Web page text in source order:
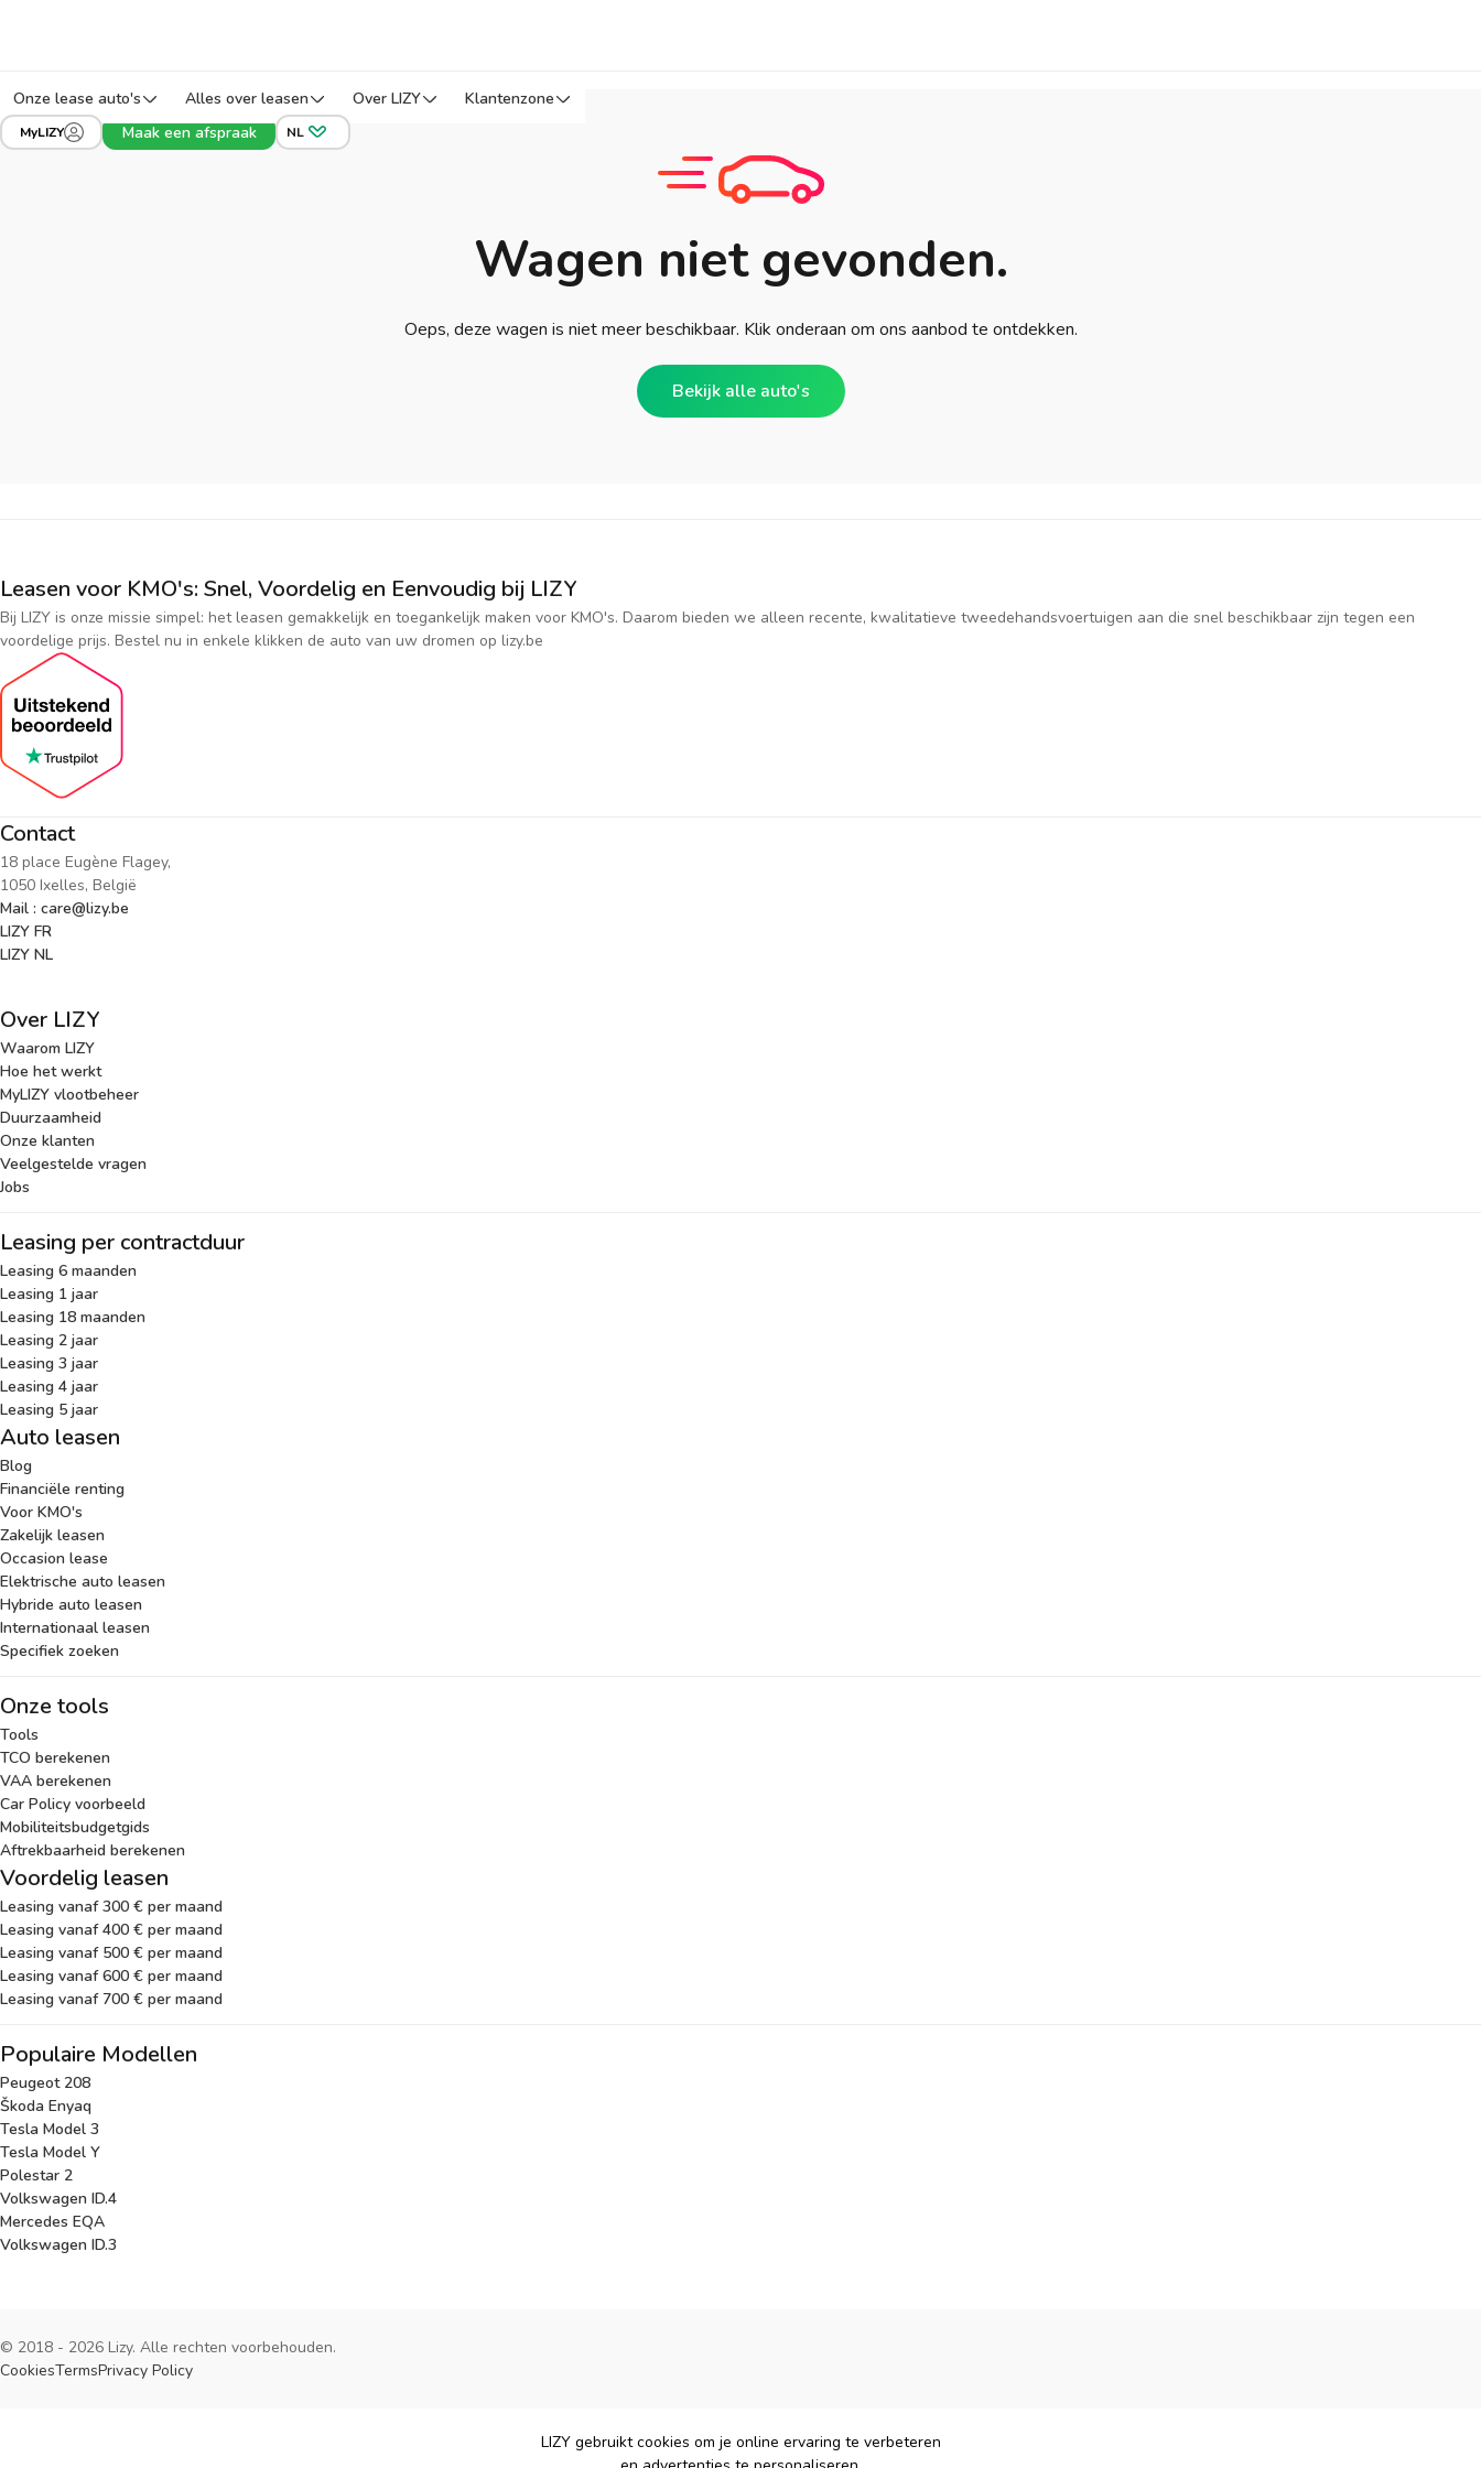
Onze lease auto's Alles over leasen Over LIZY Klantenzone
MyLIZY Maak een afspraak NL
Wagen niet gevonden.
Oeps, deze wagen is niet meer beschikbaar. Klik onderaan om ons aanbod te ontdekken.
Bekijk alle auto's
Leasen voor KMO's: Snel, Voordelig en Eenvoudig bij LIZY
Bij LIZY is onze missie simpel: het leasen gemakkelijk en toegankelijk maken voor KMO's. Daarom bieden we alleen recente, kwalitatieve tweedehandsvoertuigen aan die snel beschikbaar zijn tegen een
voordelige prijs. Bestel nu in enkele klikken de auto van uw dromen op lizy.be
Contact
18 place Eugène Flagey,
1050 Ixelles, België
Mail : care@lizy.be
LIZY FR
LIZY NL
Over LIZY
Waarom LIZY
Hoe het werkt
MyLIZY vlootbeheer
Duurzaamheid
Onze klanten
Veelgestelde vragen
Jobs
Leasing per contractduur
Leasing 6 maanden
Leasing 1 jaar
Leasing 18 maanden
Leasing 2 jaar
Leasing 3 jaar
Leasing 4 jaar
Leasing 5 jaar
Auto leasen
Blog
Financiële renting
Voor KMO's
Zakelijk leasen
Occasion lease
Elektrische auto leasen
Hybride auto leasen
Internationaal leasen
Specifiek zoeken
Onze tools
Tools
TCO berekenen
VAA berekenen
Car Policy voorbeeld
Mobiliteitsbudgetgids
Aftrekbaarheid berekenen
Voordelig leasen
Leasing vanaf 300 € per maand
Leasing vanaf 400 € per maand
Leasing vanaf 500 € per maand
Leasing vanaf 600 € per maand
Leasing vanaf 700 € per maand
Populaire Modellen
Peugeot 208
Škoda Enyaq
Tesla Model 3
Tesla Model Y
Polestar 2
Volkswagen ID.4
Mercedes EQA
Volkswagen ID.3
© 2018 - 2026 Lizy. Alle rechten voorbehouden.
CookiesTermsPrivacy Policy
LIZY gebruikt cookies om je online ervaring te verbeteren